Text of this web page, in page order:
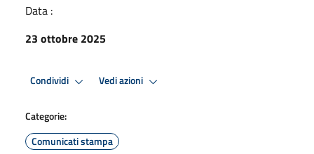
Data :
23 ottobre 2025
Condividi Vedi azioni
Categorie:
Comunicati stampa